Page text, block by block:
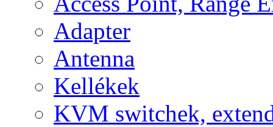
Adapter
Antenna
Kellékek
KVM switchek,